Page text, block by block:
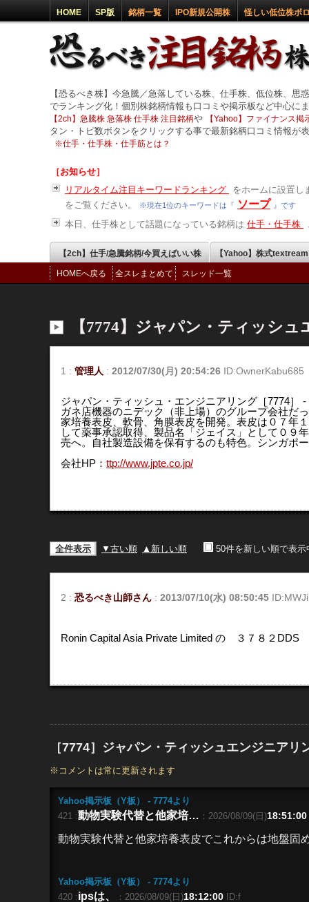
HOME SP版 銘柄一覧 IPO新規公開株 怪しい低位株ボ
【恐るべき株】今急騰／急落している株、仕手株、低位株、
でランキング化！個別株銘柄情報も口コミや掲示板など中心にま
【2ch】急騰株 急落株 仕手株 注目銘柄や 【Yahoo】ファイナンス掲
タン・トピ数ボタンをクリックする事で最新銘柄口コミ情報が
※仕手・仕手株・仕手筋とは？
［お知らせ］
リアルタイム注目キーワードランキング
をホームに設置し
をご覧ください。
※現在1位のキーワードは『 ソープ 』です
本日、仕手株として話題になっている銘柄は 仕手・仕手株
【2ch】仕手/急騰銘柄/今買えばいい株 【Yahoo】株式
HOMEへ戻る 全スレまとめて スレッド一覧
【7774】ジャパン・ティッシ
1 : 管理人 : 2012/07/30(月) 20:54:26 ID:OwnerKabu685
ジャパン・ティッシュ・エンジニアリング［7774］
ガネ店機器のニデック（非上場）のグループ会社だ
家培養表皮、軟骨、角膜表皮を開発。表皮は０７年
して薬事承認取得、製品名「ジェイス」として０９
売へ。自社製造設備を保有するのも特色。シンガポー
会社HP： ttp://www.jpte.co.jp/
全件表示 ▼古い順 ▲新しい順 50件を新しい順で表示
2 : 恐るべき山師さん : 2013/07/10(水) 08:50:45
Ronin Capital Asia Private Limited の ３７８２
［7774］ジャパン・ティッシュエンジニア
※コメントは常に更新されます
Yahoo掲示板（Y板） - 7774より
421 :動物実験代替と他家培… ：2026/08/09(日)18:51:00
動物実験代替と他家培養表皮でこれからは地盤固
Yahoo掲示板（Y板） - 7774より
420 :ipsは、 ：2026/08/09(日)18:12:00 ID:f